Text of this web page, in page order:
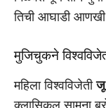
तिची आघाडी
मुजिचुकने
महिला विश्वविजेती
क्लासिकल सामना